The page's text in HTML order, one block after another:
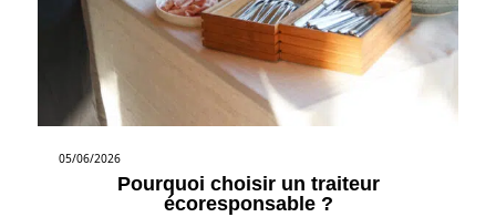
05/06/2026
Pourquoi choisir un traiteur
écoresponsable ?